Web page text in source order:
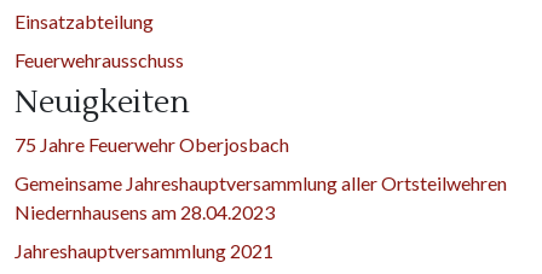
Einsatzabteilung
Feuerwehrausschuss
Neuigkeiten
75 Jahre Feuerwehr Oberjosbach
Gemeinsame Jahreshauptversammlung aller Ortsteilwehren
Niedernhausens am 28.04.2023
Jahreshauptversammlung 2021